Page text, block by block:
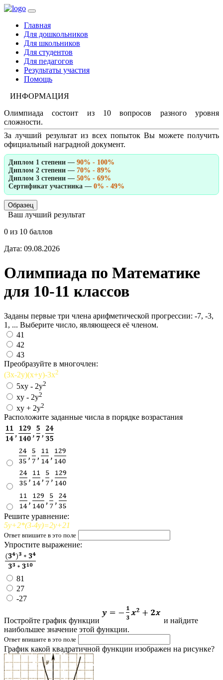
Главная
Для дошкольников
Для школьников
Для студентов
Для педагогов
Результаты участия
Помощь
ИНФОРМАЦИЯ
Олимпиада состоит из 10 вопросов разного уровня
сложности.
За лучший результат из всех попыток Вы можете получить
официальный наградной документ.
Диплом 1 степени — 90% - 100%
Диплом 2 степени — 70% - 89%
Диплом 3 степени — 50% - 69%
Сертификат участника — 0% - 49%
Образец
Ваш лучший результат
0 из 10 баллов
Дата: 09.08.2026
Олимпиада по Математике
для 10-11 классов
Заданы первые три члена арифметической прогрессии: -7, -3,
1, ... Выберите число, являющееся её членом.
41
42
43
Преобразуйте в многочлен:
(3x-2y)(x+y)-3x2
5xy - 2y2
xy - 2y2
xy + 2y2
Расположите заданные числа в порядке возрастания
Решите уравнение:
5y+2*(3-4y)=2y+21
Ответ впишите в это поле
Упростите выражение:
81
27
-27
Постройте график функции
и найдите
наибольшее значение этой функции.
Ответ впишите в это поле
График какой квадратичной функции изображен на рисунке?